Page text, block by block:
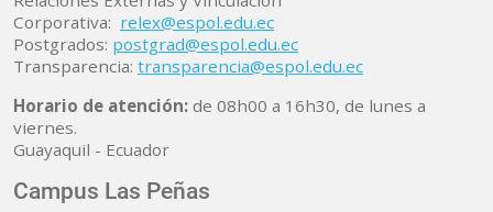
Corporativa: relex@espol.edu.ec
Postgrados: postgrad@espol.edu.ec
Transparencia: transparencia@espol.edu.ec
Horario de atención: de 08h00 a 16h30, de lunes a
viernes.
Guayaquil - Ecuador
Campus Las Peñas